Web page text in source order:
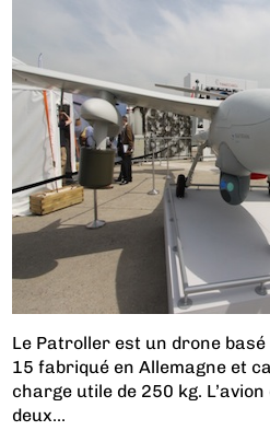
Le Patroller est un drone basé
15 fabriqué en Allemagne et
charge utile de 250 kg.
deux...